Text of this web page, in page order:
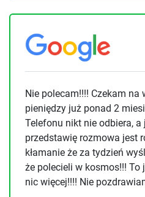
Nie polecam!!!! Czekam na
pieniędzy już ponad 2
Telefonu nikt nie odbiera,
przedstawię rozmowa jest
kłamanie że za tydzień
że polecieli w kosmos!!! To
nic więcej!!!! Nie